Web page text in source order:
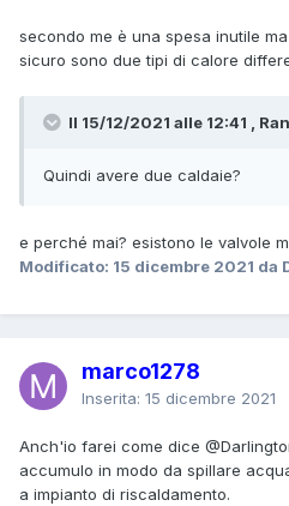
secondo me è una spesa inutile
sicuro sono due tipi di calore
Il 15/12/2021 alle 12:41 ,
Quindi avere due caldaie?
e perché mai? esistono le valvole
Modificato: 15 dicembre 2021 da
marco1278
Inserita: 15 dicembre 2021
Anch'io farei come dice
accumulo in modo da spillare
a impianto di riscaldamento.